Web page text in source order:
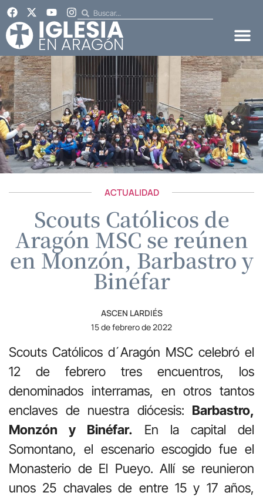
ACTUALIDAD
Scouts Católicos de
Aragón MSC se reúnen
en Monzón, Barbastro y
Binéfar
ASCEN LARDIÉS
15 de febrero de 2022
Scouts Católicos d´Aragón MSC celebró el
12 de febrero tres encuentros, los
denominados interramas, en otros tantos
enclaves de nuestra diócesis: Barbastro,
Monzón y Binéfar. En la capital del
Somontano, el escenario escogido fue el
Monasterio de El Pueyo. Allí se reunieron
unos 25 chavales de entre 15 y 17 años,